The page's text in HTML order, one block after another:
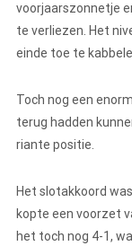
voorjaarszonnetje
te verliezen. Het
einde toe te
Toch nog een
terug hadden
riante positie.
Het slotakkoord
kopte een voorzet
het toch nog 4-1,